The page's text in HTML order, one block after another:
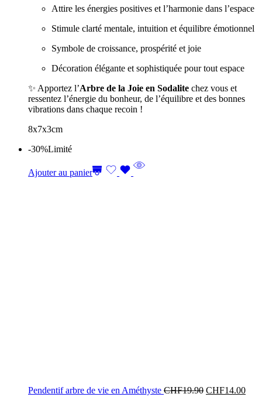
Attire les énergies positives et l’harmonie dans l’espace
Stimule clarté mentale, intuition et équilibre émotionnel
Symbole de croissance, prospérité et joie
Décoration élégante et sophistiquée pour tout espace
✨ Apportez l’Arbre de la Joie en Sodalite chez vous et
ressentez l’énergie du bonheur, de l’équilibre et des bonnes
vibrations dans chaque recoin !
8x7x3cm
-30%Limité
Ajouter au panier
Pendentif arbre de vie en Améthyste CHF19.90 CHF14.00